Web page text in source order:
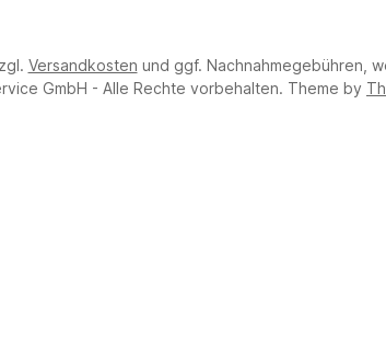
Versandkosten und ggf. Nachnahmegebühren,
GmbH - Alle Rechte vorbehalten. Theme by